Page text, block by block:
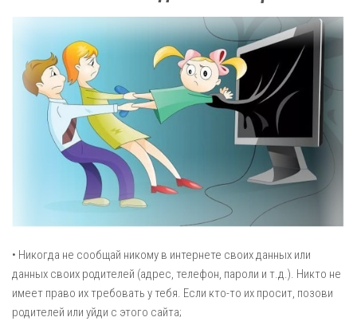
• Никогда не сообщай никому в интернете своих данных или
данных своих родителей (адрес, телефон, пароли и т.д.). Никто не
имеет право их требовать у тебя. Если кто-то их просит, позови
родителей или уйди с этого сайта;